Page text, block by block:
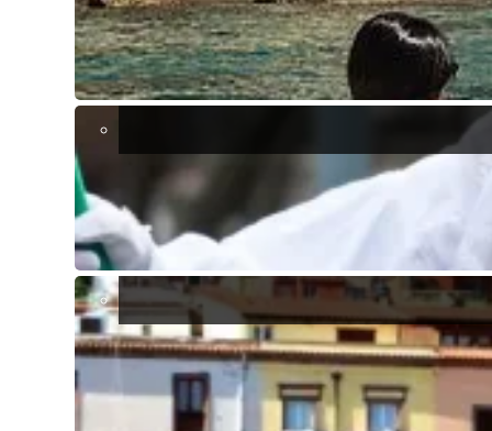
Cose da fare vicino a Settimo San Pietro
VENDITA O AFFITTO
L'agenzia immobiliare Ajò può aiutare i proprietari di case a
Settimo San Pietro a vendere o affittare i propri immobili.
Scegli una di queste opzioni per saperne di più.
Valutazione immobiliare GRATUITA a Settimo San
Servizi di affitto a lungo termine a Settimo San Pietro